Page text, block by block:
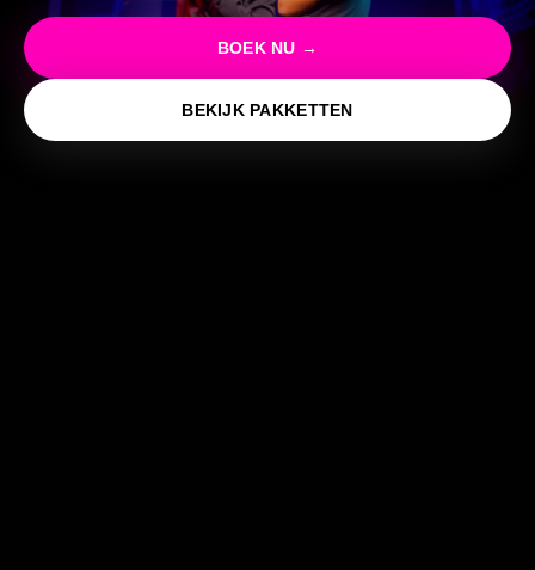
BOEK NU →
BEKIJK PAKKETTEN